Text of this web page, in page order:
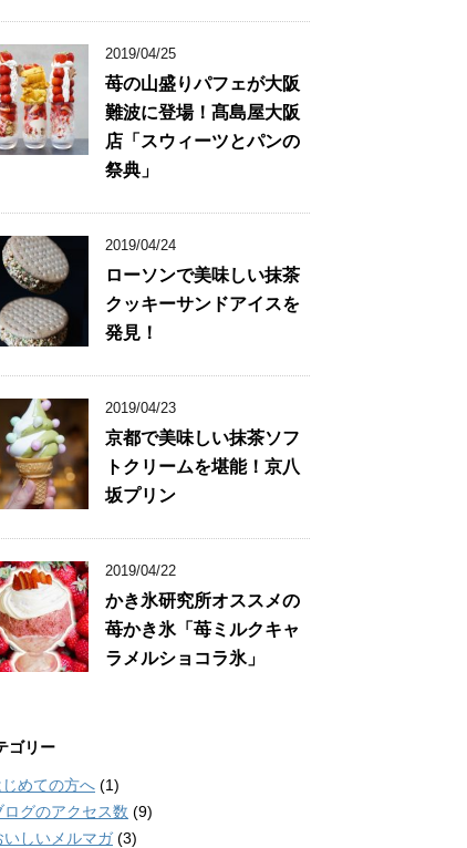
2019/04/25
苺の山盛りパフェが大阪
難波に登場！髙島屋大阪
店「スウィーツとパンの
祭典」
2019/04/24
ローソンで美味しい抹茶
クッキーサンドアイスを
発見！
2019/04/23
京都で美味しい抹茶ソフ
トクリームを堪能！京八
坂プリン
2019/04/22
かき氷研究所オススメの
苺かき氷「苺ミルクキャ
ラメルショコラ氷」
ゴリー
めての方へ (1)
ログのアクセス数 (9)
いしいメルマガ(3)